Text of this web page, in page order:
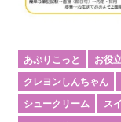
あぷりこっと お役
クレヨンしんちゃん
シュークリーム
ス